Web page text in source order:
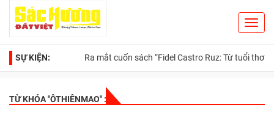
SỰ KIỆN: Ra mắt cuốn sách “Fidel Castro Ruz: Từ tuổi thơ đến
TỪ KHÓA "ÔTHIÊNMAO" :